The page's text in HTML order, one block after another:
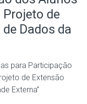
de
de Dados da
para Participação
de Extensão
Externa”